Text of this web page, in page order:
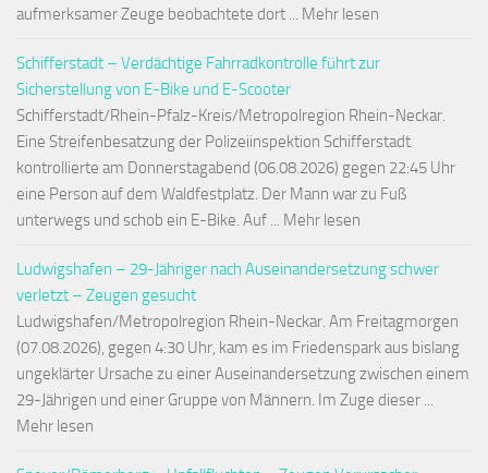
aufmerksamer Zeuge beobachtete dort ... Mehr lesen
Schifferstadt – Verdächtige Fahrradkontrolle führt zur
Sicherstellung von E-Bike und E-Scooter
Schifferstadt/Rhein-Pfalz-Kreis/Metropolregion Rhein-Neckar.
Eine Streifenbesatzung der Polizeiinspektion Schifferstadt
kontrollierte am Donnerstagabend (06.08.2026) gegen 22:45 Uhr
eine Person auf dem Waldfestplatz. Der Mann war zu Fuß
unterwegs und schob ein E-Bike. Auf ... Mehr lesen
Ludwigshafen – 29-Jähriger nach Auseinandersetzung schwer
verletzt – Zeugen gesucht
Ludwigshafen/Metropolregion Rhein-Neckar. Am Freitagmorgen
(07.08.2026), gegen 4:30 Uhr, kam es im Friedenspark aus bislang
ungeklärter Ursache zu einer Auseinandersetzung zwischen einem
29-Jährigen und einer Gruppe von Männern. Im Zuge dieser ...
Mehr lesen